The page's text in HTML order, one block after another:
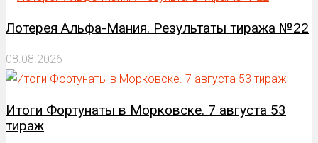
Лотерея Альфа-Мания. Результаты тиража №22
08.08.2026
Итоги Фортунаты в Морковске. 7 августа 53
тираж